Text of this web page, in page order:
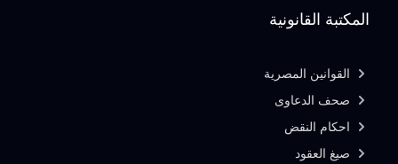
المكتبة القانونية
القوانين المصرية
صحف الدعاوى
احكام النقض
صيغ العقود